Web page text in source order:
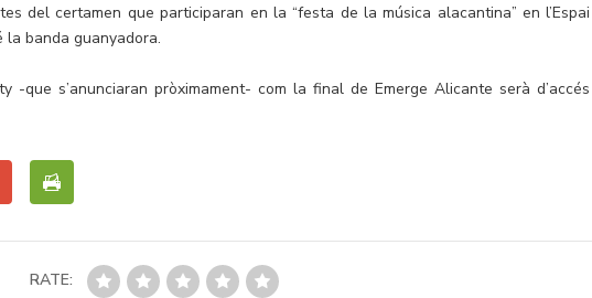
del certamen que participaran en la “festa de la música alacantina” en l’Espai
la banda guanyadora.
que s’anunciaran pròximament- com la final de Emerge Alicante serà d’accés
RATE: